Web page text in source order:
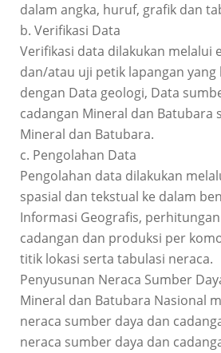
dalam angka, huruf, grafik dan
b. Verifikasi Data
Verifikasi data dilakukan melalui
dan/atau uji petik lapangan
dengan Data geologi, Data
cadangan Mineral dan Batubara
Mineral dan Batubara.
c. Pengolahan Data
Pengolahan data dilakukan
spasial dan tekstual ke dalam
Informasi Geografis,
cadangan dan produksi per
titik lokasi serta tabulasi neraca.
Penyusunan Neraca Sumber
Mineral dan Batubara Nasional
neraca sumber daya dan
neraca sumber daya dan